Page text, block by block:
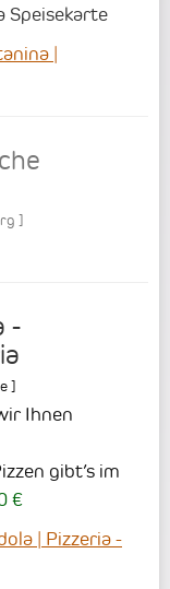
Speisekarte
|
]
-
]
Ihnen
gibt’s im
€
| Pizzeria -